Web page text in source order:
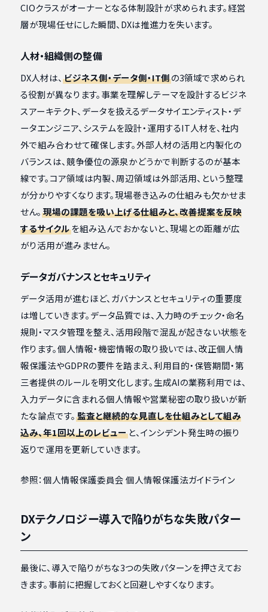
CIOクラスがオーナーとなる体制設計が求められます。経営
層が現場任せにした瞬間、DXは推進力を失います。
人材・組織側の整備
DX人材は、 ビジネス側・データ側・IT側の3領域で求められ
る役割が異なります。事業を理解しテーマを設計するビジネ
スアーキテクト、データを扱えるデータサイエンティスト・デ
ータエンジニア、システムを設計・運用するIT人材を、社内
外で組み合わせて確保します。外部人材の活用と内製化の
バランスは、競争優位の源泉かどうかで判断するのが基本
線です。コア領域は内製、周辺領域は外部活用、という整理
が分かりやすくなります。現場巻き込みの仕組みも欠かせま
せん。 現場の課題を吸い上げる仕組みと、改善提案を反映
するサイクルを組み込んでおかないと、現場との距離が広
がり活用が進みません。
データガバナンスとセキュリティ
データ活用が進むほど、ガバナンスとセキュリティの重要度
は増していきます。データ品質では、入力時のチェック・命名
規則・マスタ管理を整え、活用段階で混乱が起きない状態を
作ります。個人情報・機密情報の取り扱いでは、改正個人情
報保護法やGDPRの要件を踏まえ、利用目的・保管期間・第
三者提供のルールを明文化します。生成AIの業務利用では、
入力データに含まれる個人情報や営業秘密の取り扱いが新
たな論点です。 監査と継続的な見直しを仕組みとして組み
込み、年1回以上のレビューと、インシデント発生時の振り
返りで運用を更新していきます。
参照：個人情報保護委員会 個人情報保護法ガイドライン
DXテクノロジー導入で陥りがちな失敗パター
ン
最後に、導入で陥りがちな3つの失敗パターンを押さえてお
きます。事前に把握しておくと回避しやすくなります。